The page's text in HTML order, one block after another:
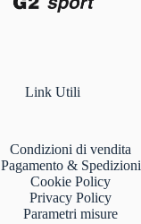
Link Utili
Condizioni di vendita
Pagamento & Spedizioni
Cookie Policy
Privacy Policy
Parametri misure